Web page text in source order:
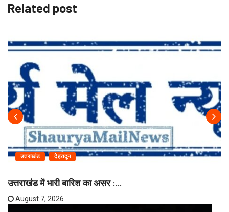
Related post
उत्तराखंड देहरादून
उत्तराखंड में भारी बारिश का असर :...
August 7, 2026